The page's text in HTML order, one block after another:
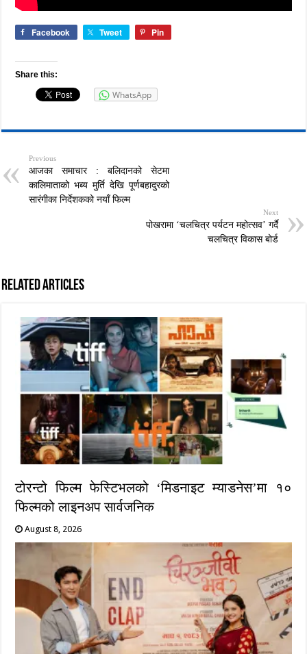
Facebook Tweet Pin
Share this:
WhatsApp
Previous
आजका समाचार : बलिदानको सेटमा
कालिमाताको भब्य मुर्ति देखि पूर्णबहादुरको
सारंगीका निर्देशकको नयाँ फिल्म
Next
पोखरामा ‘चलचित्र पर्यटन महोत्सव’ गर्दै
चलचित्र विकास बोर्ड
Related Articles
टोरन्टो फिल्म फेस्टिभलको ‘मिडनाइट म्याडनेस’मा १०
फिल्मको लाइनअप सार्वजनिक
August 8, 2026